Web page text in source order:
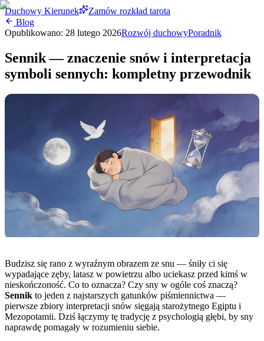
Duchowy Kierunek
Zamów rozkład tarota
Blog
Opublikowano: 28 lutego 2026Rozwój duchowyPoradnik
Sennik — znaczenie snów i interpretacja
symboli sennych: kompletny przewodnik
Budzisz się rano z wyraźnym obrazem ze snu — śniły ci się
wypadające zęby, latasz w powietrzu albo uciekasz przed kimś w
nieskończoność. Co to oznacza? Czy sny w ogóle coś znaczą?
Sennik to jeden z najstarszych gatunków piśmiennictwa —
pierwsze zbiory interpretacji snów sięgają starożytnego Egiptu i
Mezopotamii. Dziś łączymy tę tradycję z psychologią głębi, by sny
naprawdę pomagały w rozumieniu siebie.